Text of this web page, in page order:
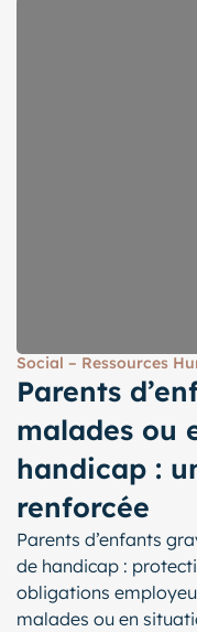
Social – Ressources
Parents
malades ou
handicap :
renforcée
Parents d’enfants
de handicap :
obligations
malades ou en